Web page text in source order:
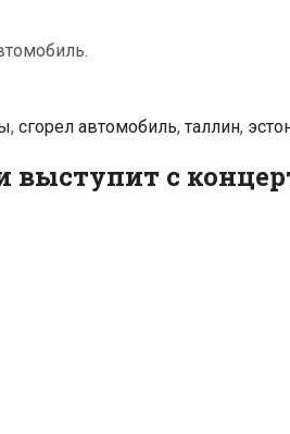
, сгорел автомобиль, таллин,
выступит с